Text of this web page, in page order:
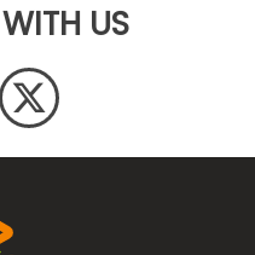
US